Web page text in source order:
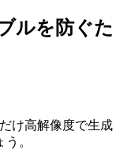
ルを防ぐた
け高解像度で生成
。